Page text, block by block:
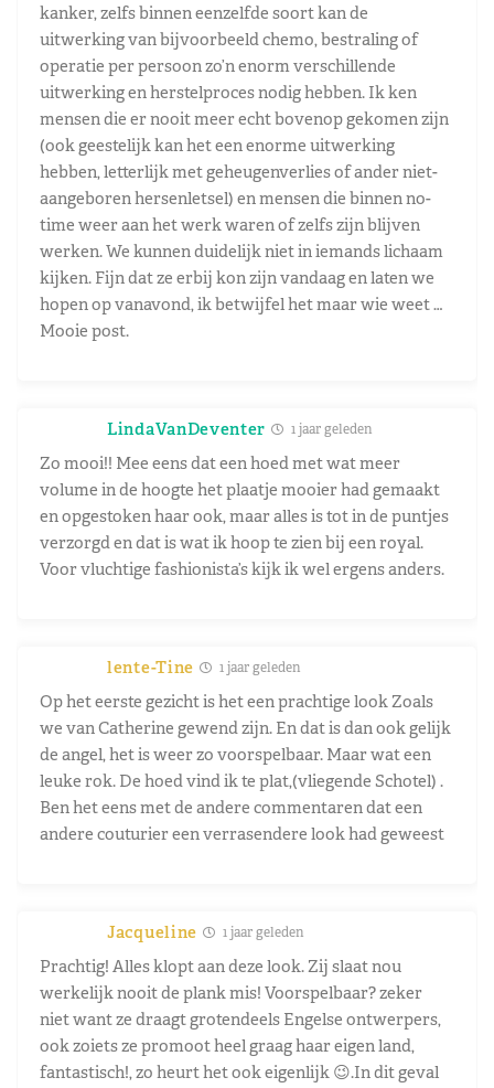
kanker, zelfs binnen eenzelfde soort kan de
uitwerking van bijvoorbeeld chemo, bestraling of
operatie per persoon zo’n enorm verschillende
uitwerking en herstelproces nodig hebben. Ik ken
mensen die er nooit meer echt bovenop gekomen zijn
(ook geestelijk kan het een enorme uitwerking
hebben, letterlijk met geheugenverlies of ander niet-
aangeboren hersenletsel) en mensen die binnen no-
time weer aan het werk waren of zelfs zijn blijven
werken. We kunnen duidelijk niet in iemands lichaam
kijken. Fijn dat ze erbij kon zijn vandaag en laten we
hopen op vanavond, ik betwijfel het maar wie weet …
Mooie post.
LindaVanDeventer 1 jaar geleden
Zo mooi!! Mee eens dat een hoed met wat meer
volume in de hoogte het plaatje mooier had gemaakt
en opgestoken haar ook, maar alles is tot in de puntjes
verzorgd en dat is wat ik hoop te zien bij een royal.
Voor vluchtige fashionista’s kijk ik wel ergens anders.
lente-Tine 1 jaar geleden
Op het eerste gezicht is het een prachtige look Zoals
we van Catherine gewend zijn. En dat is dan ook gelijk
de angel, het is weer zo voorspelbaar. Maar wat een
leuke rok. De hoed vind ik te plat,(vliegende Schotel) .
Ben het eens met de andere commentaren dat een
andere couturier een verrasendere look had geweest
Jacqueline 1 jaar geleden
Prachtig! Alles klopt aan deze look. Zij slaat nou
werkelijk nooit de plank mis! Voorspelbaar? zeker
niet want ze draagt grotendeels Engelse ontwerpers,
ook zoiets ze promoot heel graag haar eigen land,
fantastisch!, zo heurt het ook eigenlijk 😉.In dit geval